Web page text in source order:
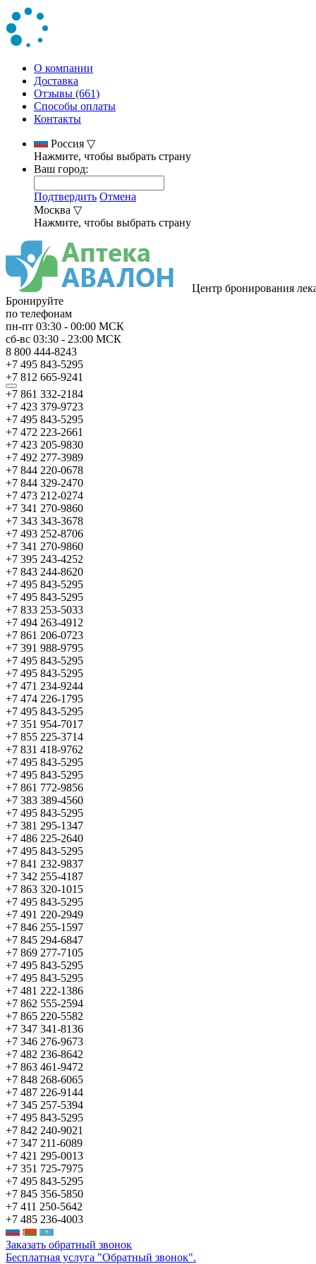
О компании
Доставка
Отзывы (661)
Способы оплаты
Контакты
Россия ▽
Нажмите, чтобы выбрать страну
Ваш город:
Подтвердить Отмена
Москва ▽
Нажмите, чтобы выбрать страну
Центр бронирования
Бронируйте
по телефонам
пн-пт 03:30 - 00:00 МСК
сб-вс 03:30 - 23:00 МСК
8 800 444-8243
+7 495 843-5295
+7 812 665-9241
+7 861 332-2184
+7 423 379-9723
+7 495 843-5295
+7 472 223-2661
+7 423 205-9830
+7 492 277-3989
+7 844 220-0678
+7 844 329-2470
+7 473 212-0274
+7 341 270-9860
+7 343 343-3678
+7 493 252-8706
+7 341 270-9860
+7 395 243-4252
+7 843 244-8620
+7 495 843-5295
+7 495 843-5295
+7 833 253-5033
+7 494 263-4912
+7 861 206-0723
+7 391 988-9795
+7 495 843-5295
+7 495 843-5295
+7 471 234-9244
+7 474 226-1795
+7 495 843-5295
+7 351 954-7017
+7 855 225-3714
+7 831 418-9762
+7 495 843-5295
+7 495 843-5295
+7 861 772-9856
+7 383 389-4560
+7 495 843-5295
+7 381 295-1347
+7 486 225-2640
+7 495 843-5295
+7 841 232-9837
+7 342 255-4187
+7 863 320-1015
+7 495 843-5295
+7 491 220-2949
+7 846 255-1597
+7 845 294-6847
+7 869 277-7105
+7 495 843-5295
+7 495 843-5295
+7 481 222-1386
+7 862 555-2594
+7 865 220-5582
+7 347 341-8136
+7 346 276-9673
+7 482 236-8642
+7 863 461-9472
+7 848 268-6065
+7 487 226-9144
+7 345 257-5394
+7 495 843-5295
+7 842 240-9021
+7 347 211-6089
+7 421 295-0013
+7 351 725-7975
+7 495 843-5295
+7 845 356-5850
+7 411 250-5642
+7 485 236-4003
Заказать обратный звонок
Бесплатная услуга "Обратный звонок".